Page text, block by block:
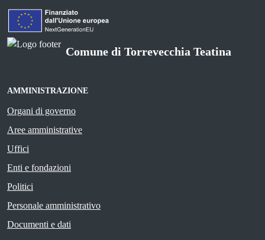
Comune di Torrevecchia Teatina
AMMINISTRAZIONE
Organi di governo
Aree amministrative
Uffici
Enti e fondazioni
Politici
Personale amministrativo
Documenti e dati